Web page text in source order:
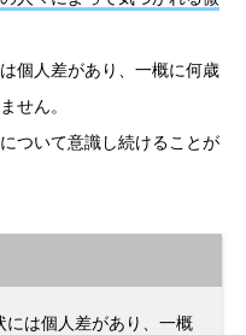
個人差があり、一概に何歳
せん。
ついて意識し続けることが
には個人差があり、一概